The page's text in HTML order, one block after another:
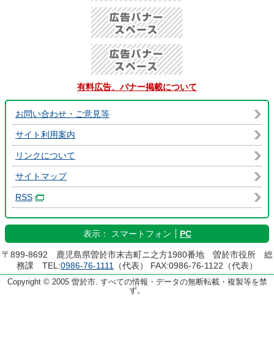
有料広告、バナー掲載について
お問い合わせ・ご意見等
サイト利用案内
リンクについて
サイトマップ
RSS
表示： スマートフォン PC
〒899-8692 鹿児島県曽於市末吉町ニ之方1980番地 曽於市役所 総
務課 TEL:0986-76-1111 （代表） FAX:0986-76-1122（代表）
Copyright © 2005 曽於市. すべての情報・データの無断転載・複製等を禁
ず。